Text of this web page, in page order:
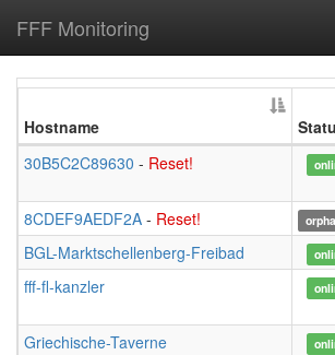
FFF Monitoring
Hostname
30B5C2C89630 - Reset!
8CDEF9AEDF2A - Reset!
BGL-Marktschellenberg-Freibad
fff-fl-kanzler
Griechische-Taverne